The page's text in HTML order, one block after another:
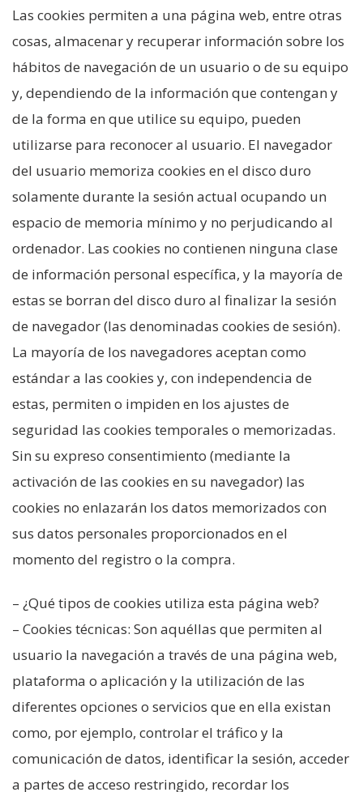
Las cookies permiten a una página web, entre otras
cosas, almacenar y recuperar información sobre los
hábitos de navegación de un usuario o de su equipo
y, dependiendo de la información que contengan y
de la forma en que utilice su equipo, pueden
utilizarse para reconocer al usuario. El navegador
del usuario memoriza cookies en el disco duro
solamente durante la sesión actual ocupando un
espacio de memoria mínimo y no perjudicando al
ordenador. Las cookies no contienen ninguna clase
de información personal específica, y la mayoría de
estas se borran del disco duro al finalizar la sesión
de navegador (las denominadas cookies de sesión).
La mayoría de los navegadores aceptan como
estándar a las cookies y, con independencia de
estas, permiten o impiden en los ajustes de
seguridad las cookies temporales o memorizadas.
Sin su expreso consentimiento (mediante la
activación de las cookies en su navegador) las
cookies no enlazarán los datos memorizados con
sus datos personales proporcionados en el
momento del registro o la compra.
– ¿Qué tipos de cookies utiliza esta página web?
– Cookies técnicas: Son aquéllas que permiten al
usuario la navegación a través de una página web,
plataforma o aplicación y la utilización de las
diferentes opciones o servicios que en ella existan
como, por ejemplo, controlar el tráfico y la
comunicación de datos, identificar la sesión, acceder
a partes de acceso restringido, recordar los